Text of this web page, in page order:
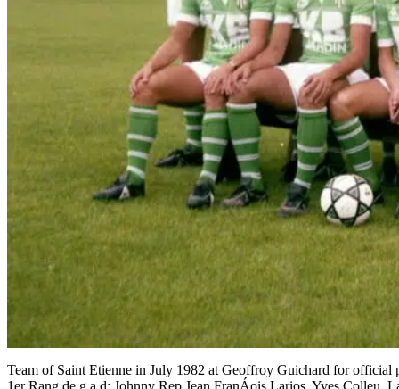
Team of Saint Etienne in July 1982 at Geoffroy Guichard for official
1er Rang de g a d: Johnny Rep,Jean FranÁois Larios, Yves Colleu,